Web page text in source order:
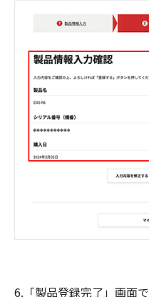
6.「製品登録完了」画面で